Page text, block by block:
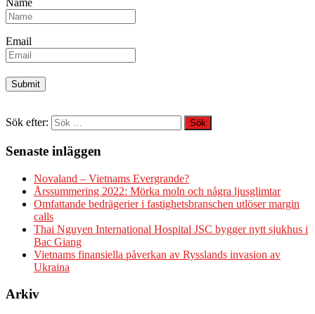
Name
Email
Sök efter:
Senaste inläggen
Novaland – Vietnams Evergrande?
Årssummering 2022: Mörka moln och några ljusglimtar
Omfattande bedrägerier i fastighetsbranschen utlöser margin
calls
Thai Nguyen International Hospital JSC bygger nytt sjukhus i
Bac Giang
Vietnams finansiella påverkan av Rysslands invasion av
Ukraina
Arkiv